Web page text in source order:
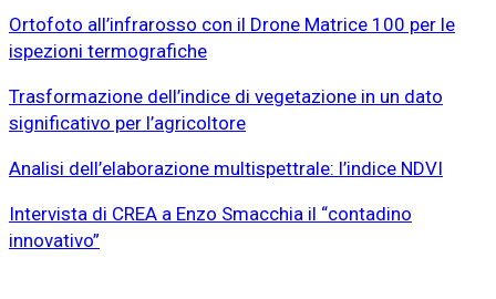
Ortofoto all’infrarosso con il Drone Matrice 100 per le
ispezioni termografiche
Trasformazione dell’indice di vegetazione in un dato
significativo per l’agricoltore
Analisi dell’elaborazione multispettrale: l’indice NDVI
Intervista di CREA a Enzo Smacchia il “contadino
innovativo”